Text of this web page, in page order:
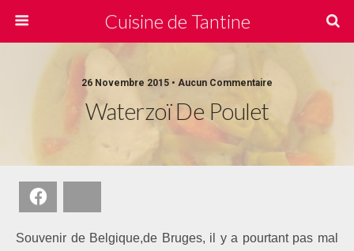
Cuisine de Tantine
26 Novembre 2015 • Aucun Commentaire
Waterzoï De Poulet
Souvenir de Belgique,de Bruges, il y a pourtant pas mal